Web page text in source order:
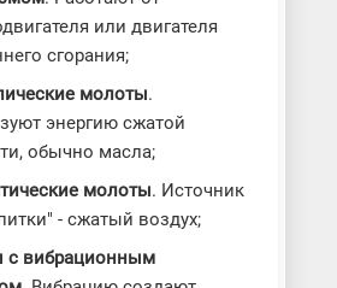
или двигателя
сгорания;
молоты.
энергию сжатой
обычно масла;
молоты. Источник
- сжатый воздух;
с вибрационным